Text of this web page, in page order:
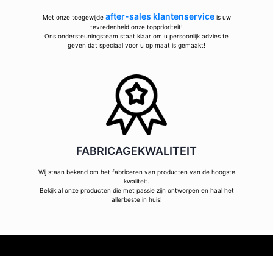
Met onze toegewijde after-sales klantenserviceis uw
tevredenheid onze topprioriteit!
Ons ondersteuningsteam staat klaar om u persoonlijk advies te
geven dat speciaal voor u op maat is gemaakt!
FABRICAGEKWALITEIT
Wij staan bekend om het fabriceren van producten van de hoogste
kwaliteit.
Bekijk al onze producten die met passie zijn ontworpen en haal het
allerbeste in huis!